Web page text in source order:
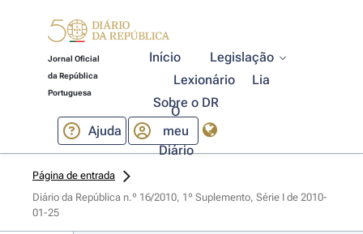
Jornal Oficial
da República
Portuguesa
Início
Legislação
Lexionário
Lia
Sobre o DR
Ajuda
O
meu
Diário
Página de entrada
Diário da República n.º 16/2010, 1º Suplemento, Série I de 2010-
01-25